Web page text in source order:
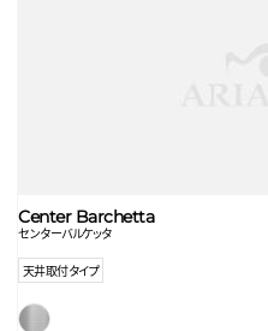
センターバルケッタ
Center Barchetta
天井取付タイプ